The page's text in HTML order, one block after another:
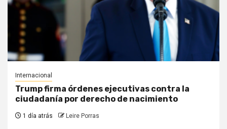
Internacional
Trump firma órdenes ejecutivas contra la
ciudadanía por derecho de nacimiento
1 día atrás Leire Porras